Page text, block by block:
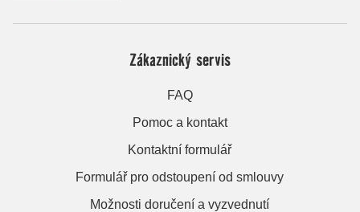
Zákaznický servis
FAQ
Pomoc a kontakt
Kontaktní formulář
Formulář pro odstoupení od smlouvy
Možnosti doručení a vyzvednutí